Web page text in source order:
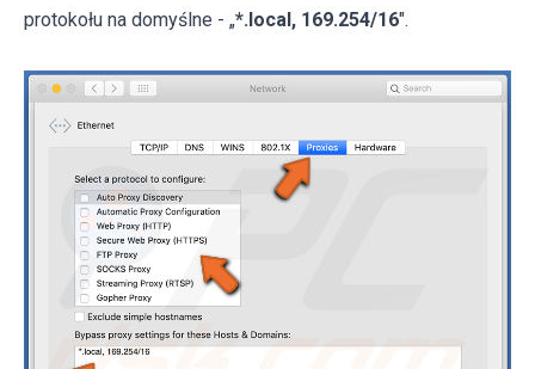
protokołu na domyślne - „*.local, 169.254/16".